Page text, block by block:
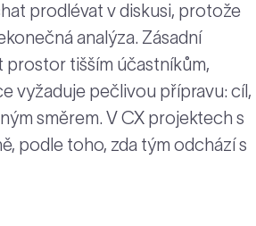
prodlévat v diskusi, protože
analýza. Zásadní
prostor tišším účastníkům,
vyžaduje pečlivou přípravu: cíl,
směrem. V CX projektech s
podle toho, zda tým odchází s